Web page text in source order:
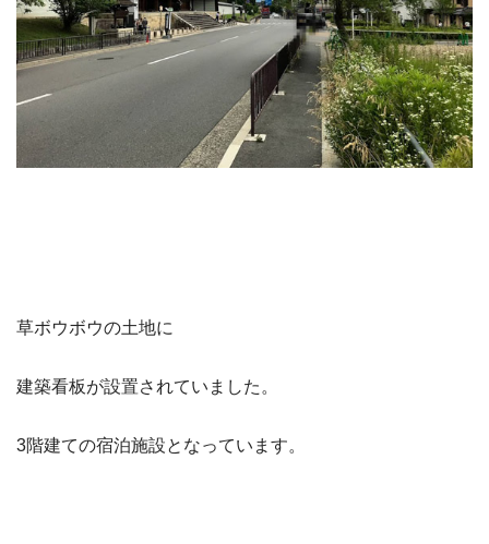
草ボウボウの土地に
建築看板が設置されていました。
3階建ての宿泊施設となっています。